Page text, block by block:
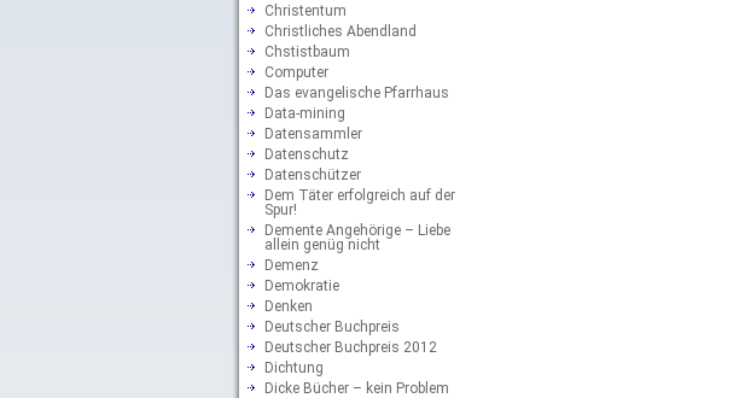
Christentum
Christliches Abendland
Chstistbaum
Computer
Das evangelische Pfarrhaus
Data-mining
Datensammler
Datenschutz
Datenschützer
Dem Täter erfolgreich auf der
Spur!
Demente Angehörige – Liebe
allein genüg nicht
Demenz
Demokratie
Denken
Deutscher Buchpreis
Deutscher Buchpreis 2012
Dichtung
Dicke Bücher – kein Problem